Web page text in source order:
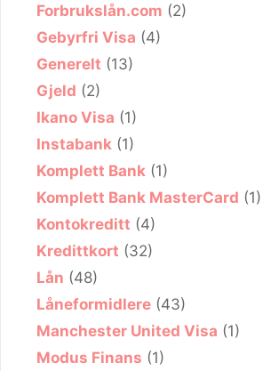
Forbrukslån.com (2)
Gebyrfri Visa (4)
Generelt (13)
Gjeld (2)
Ikano Visa (1)
Instabank (1)
Komplett Bank (1)
Komplett Bank MasterCard (1)
Kontokreditt (4)
Kredittkort (32)
Lån (48)
Låneformidlere (43)
Manchester United Visa (1)
Modus Finans (1)